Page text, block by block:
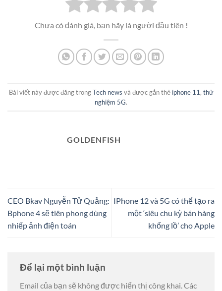
Chưa có đánh giá, bạn hãy là người đầu tiên !
Bài viết này được đăng trongTech news và được gắn thẻ iphone 11, thử
nghiệm 5G.
GOLDENFISH
CEO Bkav Nguyễn Tử Quảng:
Bphone 4 sẽ tiên phong dùng
nhiếp ảnh điện toán
IPhone 12 và 5G có thể tạo ra
một ‘siêu chu kỳ bán hàng
khổng lồ’ cho Apple
Để lại một bình luận
Email của bạn sẽ không được hiển thị công khai.Các